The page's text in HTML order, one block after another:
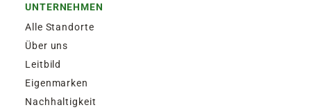
UNTERNEHMEN
Alle Standorte
Über uns
Leitbild
Eigenmarken
Nachhaltigkeit